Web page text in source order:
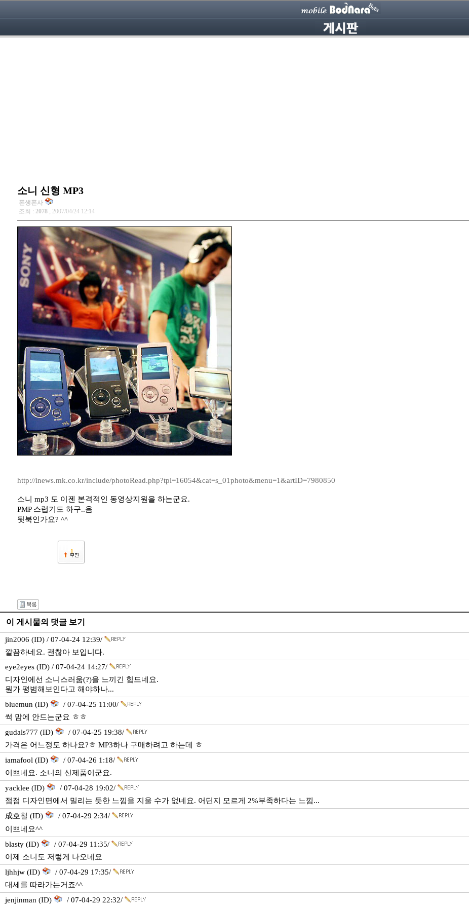
소니 신형 MP3
폰생폰사
조회 : 2078 , 2007/04/24 12:14
http://inews.mk.co.kr/include/photoRead.php?tpl=16054&cat=s_01photo&menu=1&artID=7980850
소니 mp3 도 이젠 본격적인 동영상지원을 하는군요.
PMP 스럽기도 하구..음
뒷북인가요? ^^
1
이 게시물의 댓글 보기
jin2006 (ID) / 07-04-24 12:39/
깔끔하네요. 괜찮아 보입니다.
eye2eyes (ID) / 07-04-24 14:27/
디자인에선 소니스러움(?)을 느끼긴 힘드네요.
뭔가 평범해보인다고 해야하나...
bluemun (ID)
/ 07-04-25 11:00/
썩 맘에 안드는군요 ㅎㅎ
gudals777 (ID)
/ 07-04-25 19:38/
가격은 어느정도 하나요?ㅎ MP3하나 구매하려고 하는데 ㅎ
iamafool (ID)
/ 07-04-26 1:18/
이쁘네요. 소니의 신제품이군요.
yacklee (ID)
/ 07-04-28 19:02/
점점 디자인면에서 밀리는 듯한 느낌을 지울 수가 없네요. 어딘지 모르게 2%부족하다는 느낌...
成호철 (ID)
/ 07-04-29 2:34/
이쁘네요^^
blasty (ID)
/ 07-04-29 11:35/
이제 소니도 저렇게 나오네요
ljhhjw (ID)
/ 07-04-29 17:35/
대세를 따라가는거죠^^
jenjinman (ID)
/ 07-04-29 22:32/